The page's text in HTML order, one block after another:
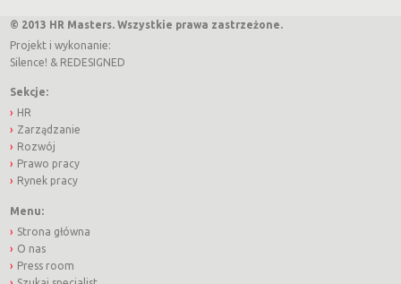
© 2013 HR Masters. Wszystkie prawa zastrzeżone.
Projekt i wykonanie:
Silence! & REDESIGNED
Sekcje:
HR
Zarządzanie
Rozwój
Prawo pracy
Rynek pracy
Menu:
Strona główna
O nas
Press room